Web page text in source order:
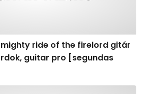
ride of the firelord gitár
guitar pro [segundas